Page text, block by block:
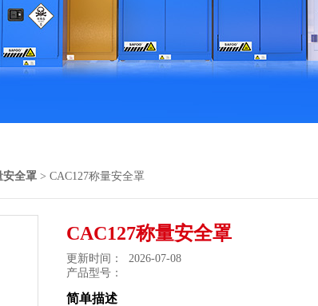
安全罩 > CAC127称量安全罩
CAC127称量安全罩
更新时间： 2026-07-08
产品型号：
简单描述